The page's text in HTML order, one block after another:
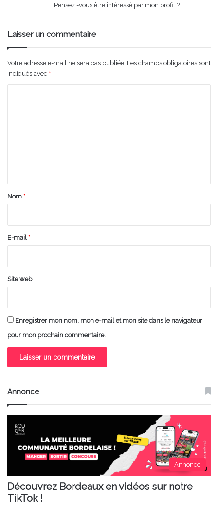
Pensez -vous être intéressé par mon profil ?
Laisser un commentaire
Votre adresse e-mail ne sera pas publiée. Les champs obligatoires sont
indiqués avec *
a
e
Nom *
E-mail *
Site web
Enregistrer mon nom, mon e-mail et mon site dans le navigateur
pour mon prochain commentaire.
Annonce
Annonce
Découvrez Bordeaux en vidéos sur notre
TikTok !